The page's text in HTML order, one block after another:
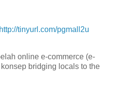
http://tinyurl.com/pgmall2u
online e-commerce (e-
bridging locals to the